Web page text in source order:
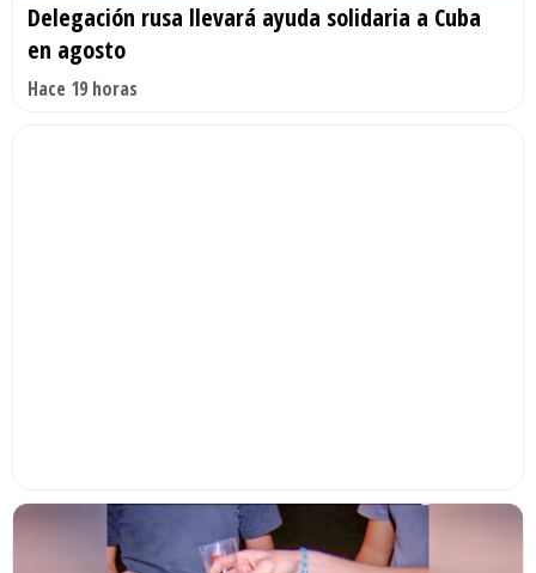
Delegación rusa llevará ayuda solidaria a Cuba
en agosto
Hace 19 horas